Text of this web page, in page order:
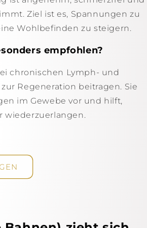
Ziel ist es, Spannungen zu
Wohlbefinden zu steigern.
empfohlen?
chronischen Lymph- und
Regeneration beitragen. Sie
im Gewebe vor und hilft,
wiederzuerlangen.